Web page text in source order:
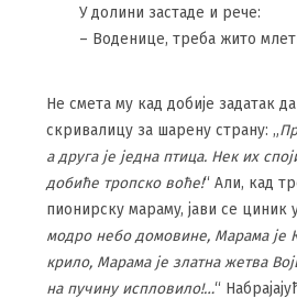
У долини застаде и рече:
– Воденице, треба жито
Не смета му кад добије задатак
скривалицу за шарену страну: „
а друга је једна птица. Нек их
добиће тропско воће!“ Али, кад
пионирску мараму, јави се циник
модро небо домовине, Марама је
крило, Марама је златна жетва
на пучину испловило!…“